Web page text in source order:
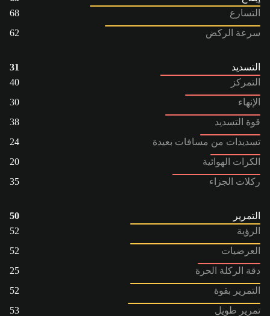
التسارع
68
سرعة الركض
62
التسديد
31
التمركز
40
الإنهاء
30
قوة التسديد
38
تسديدات من مسافات بعيدة
24
الكرات الهوائية
20
ركلات الجزاء
35
التمرير
50
الرؤية
52
العرضيات
52
دقة الركلة الحرة
25
التمرير بقوة
52
تمرير طويل
53